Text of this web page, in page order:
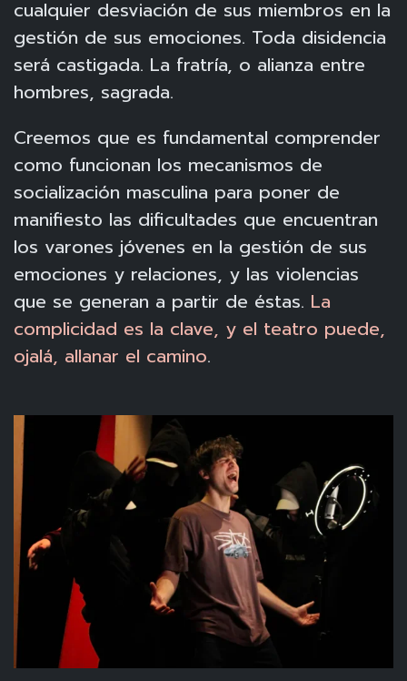
cualquier desviación de sus miembros en la
gestión de sus emociones. Toda disidencia
será castigada. La fratría, o alianza entre
hombres, sagrada.
Creemos que es fundamental comprender
como funcionan los mecanismos de
socialización masculina para poner de
manifiesto las dificultades que encuentran
los varones jóvenes en la gestión de sus
emociones y relaciones, y las violencias
que se generan a partir de éstas. La
complicidad es la clave, y el teatro puede,
ojalá, allanar el camino.